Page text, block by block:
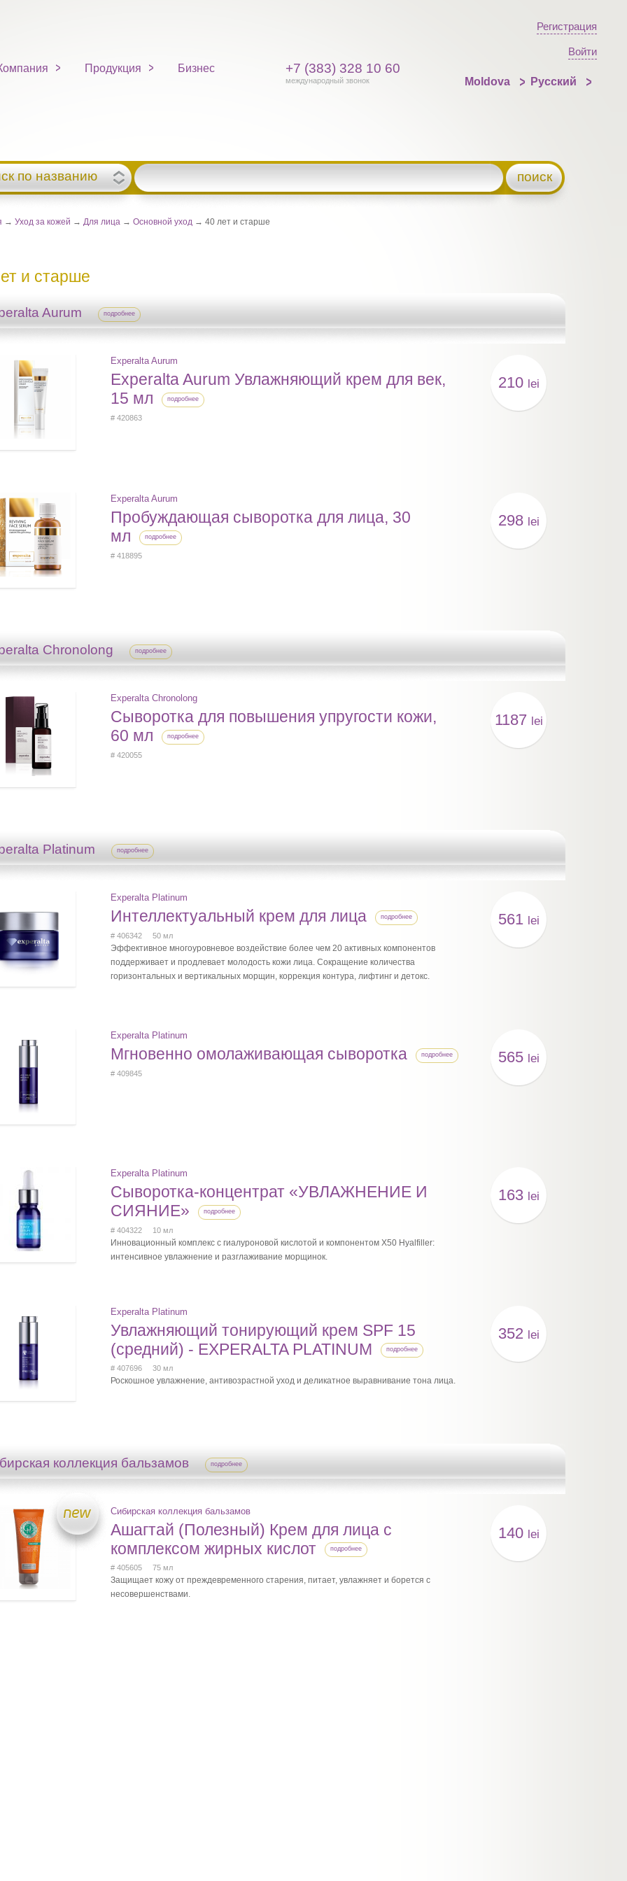
Продукция Бизнес +7 (383) 328 10 60
международный звонок
Регистрация
Войти
Moldova Русский
по названию поиск
→ Уход за кожей → Для лица → Основной уход → 40 лет и старше
и старше
Aurum подробнее
Experalta Aurum
Experalta Aurum Увлажняющий крем для век,
15 мл
подробнее
# 420863
210 lei
Experalta Aurum
Пробуждающая сыворотка для лица, 30
мл
подробнее
# 418895
298 lei
Chronolong подробнее
Experalta Chronolong
Сыворотка для повышения упругости кожи,
60 мл
подробнее
# 420055
1187 lei
Platinum подробнее
Experalta Platinum
Интеллектуальный крем для лица подробнее
# 406342 50 мл
Эффективное многоуровневое воздействие более чем 20 активных компонентов
поддерживает и продлевает молодость кожи лица. Сокращение количества
горизонтальных и вертикальных морщин, коррекция контура, лифтинг и детокс.
561 lei
Experalta Platinum
Мгновенно омолаживающая сыворотка подробнее
# 409845
565 lei
Experalta Platinum
Сыворотка-концентрат «УВЛАЖНЕНИЕ И
СИЯНИЕ»
подробнее
# 404322 10 мл
Инновационный комплекс с гиалуроновой кислотой и компонентом Х50 Hyalfiller:
интенсивное увлажнение и разглаживание морщинок.
163 lei
Experalta Platinum
Увлажняющий тонирующий крем SPF 15
(cредний) - EXPERALTA PLATINUM
подробнее
# 407696 30 мл
Роскошное увлажнение, антивозрастной уход и деликатное выравнивание тона лица.
352 lei
коллекция бальзамов подробнее
Сибирская коллекция бальзамов
Ашагтай (Полезный) Крем для лица с
комплексом жирных кислот
подробнее
# 405605 75 мл
Защищает кожу от преждевременного старения, питает, увлажняет и борется с
несовершенствами.
140 lei